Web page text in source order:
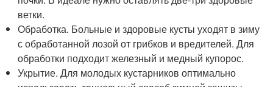
ветки.
Обработка. Больные и здоровые кусты уходят в зиму
с обработанной лозой от грибков и вредителей. Для
обработки подходит железный и медный купорос.
Укрытие. Для молодых кустарников оптимально